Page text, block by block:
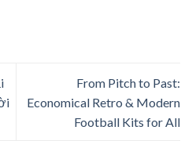
From Pitch to Past:
Economical Retro & Modern
Football Kits for All